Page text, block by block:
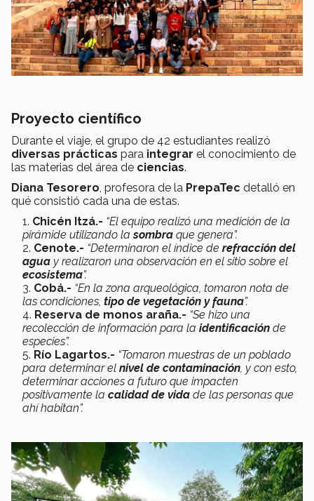
Proyecto científico
Durante el viaje, el grupo de 42 estudiantes realizó
diversas prácticas para integrar el conocimiento de
las materias del área de ciencias.
Diana Tesorero, profesora de la PrepaTec detalló en
qué consistió cada una de estas.
Chicén Itzá.- “El equipo realizó una medición de la
pirámide utilizando lasombra que genera”.
Cenote.- “Determinaron el índice de refracción del
agua y realizaron una observación en el sitio sobre el
ecosistema”.
Cobá.- “En la zona arqueológica, tomaron nota de
las condiciones, tipo de vegetación y fauna”.
Reserva de monos araña.- “Se hizo una
recolección de información para la identificación de
especies”.
Río Lagartos.- “Tomaron muestras de un poblado
para determinar el nivel de contaminación, y con esto,
determinar acciones a futuro que impacten
positivamente la calidad de vida de las personas que
ahí habitan”.